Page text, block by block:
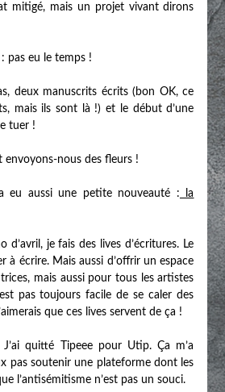
mitigé, mais un projet vivant dirons
pas eu le temps !
deux manuscrits écrits (bon OK, ce
mais ils sont là !) et le début d’une
tuer !
envoyons-nous des fleurs !
eu aussi une petite nouveauté : la
d’avril, je fais des lives d’écritures. Le
à écrire. Mais aussi d’offrir un espace
mais aussi pour tous les artistes
pas toujours facile de se caler des
que ces lives servent de ça !
J’ai quitté Tipeee pour Utip. Ça m’a
pas soutenir une plateforme dont les
l’antisémitisme n’est pas un souci.